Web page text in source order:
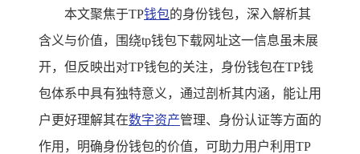
本文聚焦于TP钱包的身份钱包，深入解析其
含义与价值，围绕tp钱包下载网址这一信息虽未展
开，但反映出对TP钱包的关注，身份钱包在TP钱
包体系中具有独特意义，通过剖析其内涵，能让用
户更好理解其在数字资产管理、身份认证等方面的
作用，明确身份钱包的价值，可助力用户利用TP